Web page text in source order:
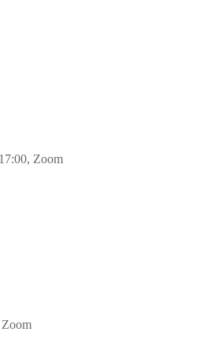
Zoom